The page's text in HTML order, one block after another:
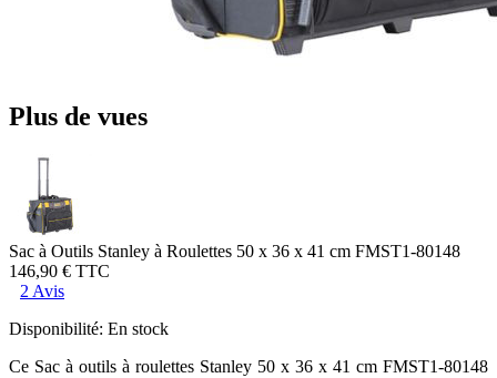
Plus de vues
Sac à Outils Stanley à Roulettes 50 x 36 x 41 cm FMST1-80148
146,90 € TTC
2 Avis
Disponibilité: En stock
Ce Sac à outils à roulettes Stanley 50 x 36 x 41 cm FMST1-80148